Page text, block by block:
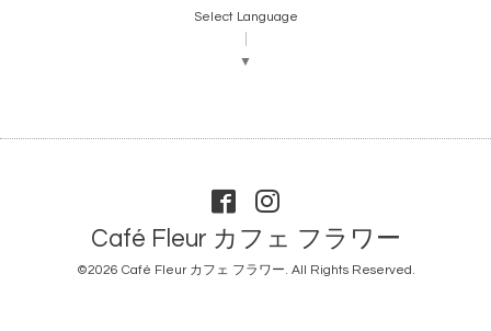
Select Language
▼
Café Fleur カフェ フラワー
©2026 Café Fleur カフェ フラワー. All Rights Reserved.